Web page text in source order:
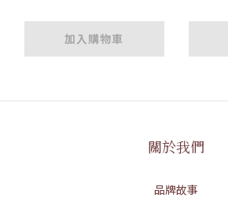
效:25/12/09)
加入購物車
關於我們
品牌故事